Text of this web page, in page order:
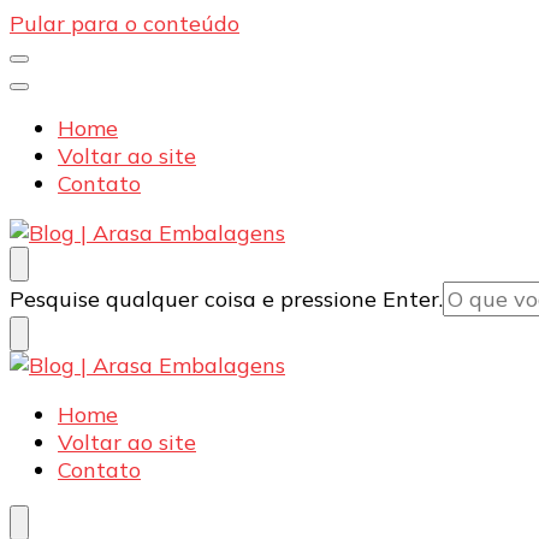
Pular para o conteúdo
Home
Voltar ao site
Contato
Blog | Arasa Embalagens
Confira conteúdos sobre embalagens para pizzas,
Procurando
algo?
Pesquise qualquer coisa e pressione Enter.
Blog | Arasa Embalagens
Confira conteúdos sobre embalagens para pizzas,
Home
Voltar ao site
Contato